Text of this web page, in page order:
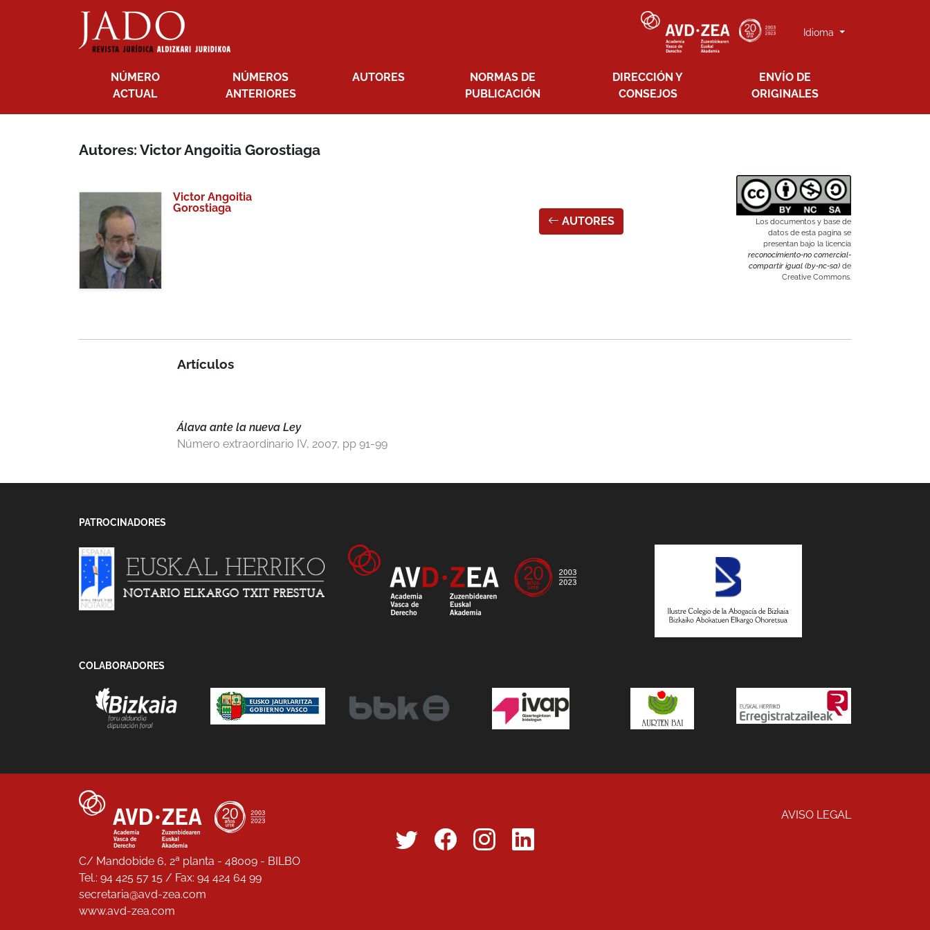
Idioma
NÚMERO
ACTUAL
NÚMEROS
ANTERIORES
AUTORES
NORMAS DE
PUBLICACIÓN
DIRECCIÓN Y
CONSEJOS
ENVÍO DE
ORIGINALES
Autores: Victor Angoitia Gorostiaga
Victor Angoitia
Gorostiaga
AUTORES
Los documentos y base de
datos de esta pagina se
presentan bajo la licencia
reconocimiento-no comercial-
compartir igual (by-nc-sa) de
Creative Commons.
Artículos
Álava ante la nueva Ley
Número extraordinario IV, 2007, pp 91-99
PATROCINADORES
COLABORADORES
C/ Mandobide 6, 2ª planta - 48009 - BILBO
Tel.: 94 425 57 15 / Fax: 94 424 64 99
secretaria@avd-zea.com
www.avd-zea.com
AVISO LEGAL